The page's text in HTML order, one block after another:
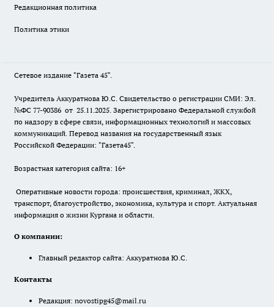
Редакционная политика
Политика этики
Сетевое издание "Газета 45".
Учредитель Аккуратнова Ю.С. Свидетельство о регистрации СМИ: Эл.
№ФС 77-90386 от 25.11.2025. Зарегистрировано Федеральной службой
по надзору в сфере связи, информационных технологий и массовых
коммуникаций. Перевод названия на государственный язык
Российской Федерации: "Газета45".
Возрастная категория сайта: 16+
Оперативные новости города: происшествия, криминал, ЖКХ,
транспорт, благоустройство, экономика, культура и спорт. Актуальная
информация о жизни Кургана и области.
О компании:
Главный редактор сайта: Аккуратнова Ю.С.
Контакты
Редакция: novostipg45@mail.ru